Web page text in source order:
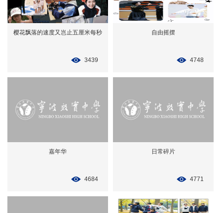
樱花飘落的速度又岂止五厘米每秒
3439
自由摇摆
4748
嘉年华
4684
日常碎片
4771